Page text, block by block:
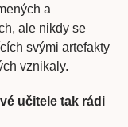
a
ale nikdy se
svými artefakty
vznikaly.
učitele tak rádi